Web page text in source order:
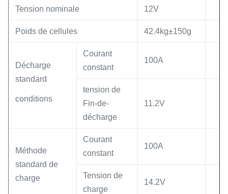
Tension nominale 12V
Poids de cellules 42.4kg±150g
Décharge
standard
conditions
Courant
constant
100A
tension de
Fin-de-
décharge
11.2V
Méthode
standard de
charge
Courant
constant
100A
Tension de
charge
14.2V